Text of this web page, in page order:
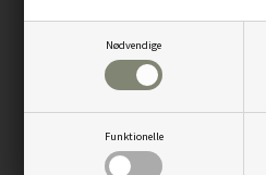
Nødvendige
Funktionelle